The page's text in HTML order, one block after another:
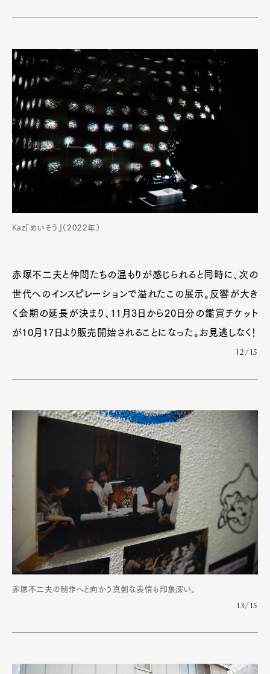
Pen Meet
Pen international Pen tw
Kaz『めいそう』（2022年）
赤塚不二夫と仲間たちの温もりが感じられると同時に、次の
世代へのインスピレーションで溢れたこの展示。反響が大き
く会期の延長が決まり、11月3日から20日分の鑑賞チケット
が10月17日より販売開始されることになった。お見逃しなく！
12/15
赤塚不二夫の制作へと向かう真剣な表情も印象深い。
13/15